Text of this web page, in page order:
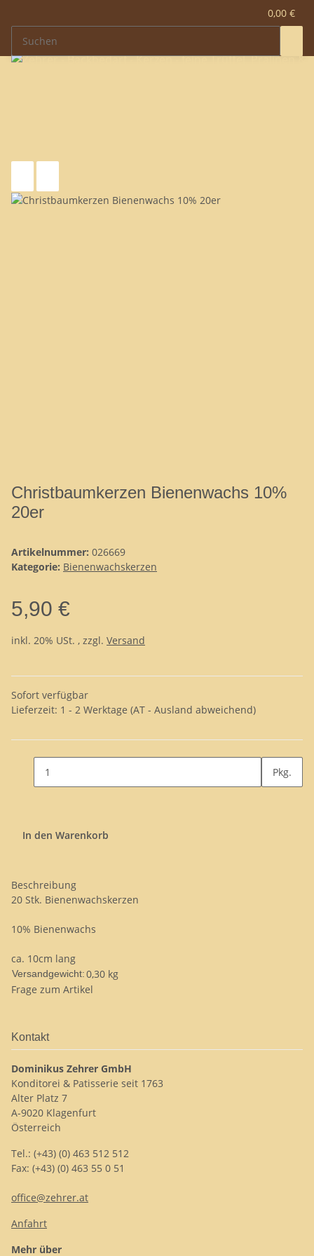
0,00 €
Christbaumkerzen Bienenwachs 10%
20er
Artikelnummer: 026669
Kategorie: Bienenwachskerzen
5,90 €
inkl. 20% USt. , zzgl. Versand
Sofort verfügbar
Lieferzeit: 1 - 2 Werktage (AT - Ausland abweichend)
Pkg.
In den Warenkorb
Beschreibung
20 Stk. Bienenwachskerzen
10% Bienenwachs
ca. 10cm lang
Versandgewicht:0,30 kg
Frage zum Artikel
Kontakt
Dominikus Zehrer GmbH
Konditorei & Patisserie seit 1763
Alter Platz 7
A-9020 Klagenfurt
Österreich
Tel.: (+43) (0) 463 512 512
Fax: (+43) (0) 463 55 0 51
office@zehrer.at
Anfahrt
Mehr über